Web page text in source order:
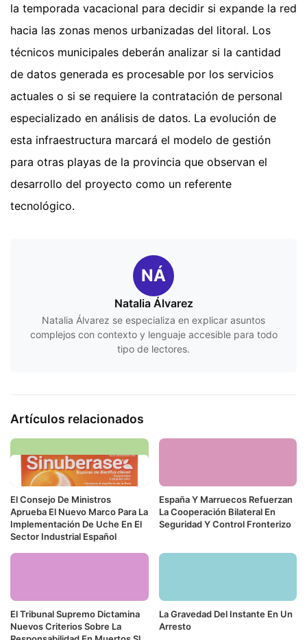
la temporada vacacional para decidir si expande la red
hacia las zonas menos urbanizadas del litoral. Los
técnicos municipales deberán analizar si la cantidad
de datos generada es procesable por los servicios
actuales o si se requiere la contratación de personal
especializado en análisis de datos. La evolución de
esta infraestructura marcará el modelo de gestión
para otras playas de la provincia que observan el
desarrollo del proyecto como un referente
tecnológico.
NÁ
Natalia Álvarez
Natalia Álvarez se especializa en explicar asuntos
complejos con contexto y lenguaje accesible para todo
tipo de lectores.
Artículos relacionados
El Consejo De Ministros
Aprueba El Nuevo Marco Para La
Implementación De Uche En El
Sector Industrial Español
España Y Marruecos Refuerzan
La Cooperación Bilateral En
Seguridad Y Control Fronterizo
El Tribunal Supremo Dictamina
Nuevos Criterios Sobre La
La Gravedad Del Instante En Un
Arresto